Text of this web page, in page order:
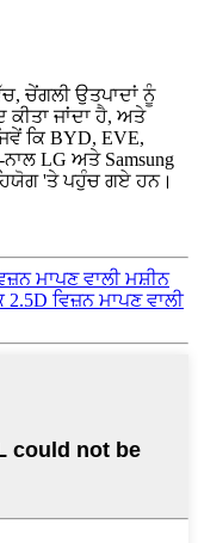
ਚੇਂਗਲੀ ਉਤਪਾਦਾਂ ਨੂੰ
ਜਾਂਦਾ ਹੈ, ਅਤੇ
ਕਿ BYD, EVE,
LG ਅਤੇ Samsung
'ਤੇ ਪਹੁੰਚ ਗਏ ਹਨ।
ਮਾਪਣ ਵਾਲੀ ਮਸ਼ੀਨ
ਵਿਜ਼ਨ ਮਾਪਣ ਵਾਲੀ